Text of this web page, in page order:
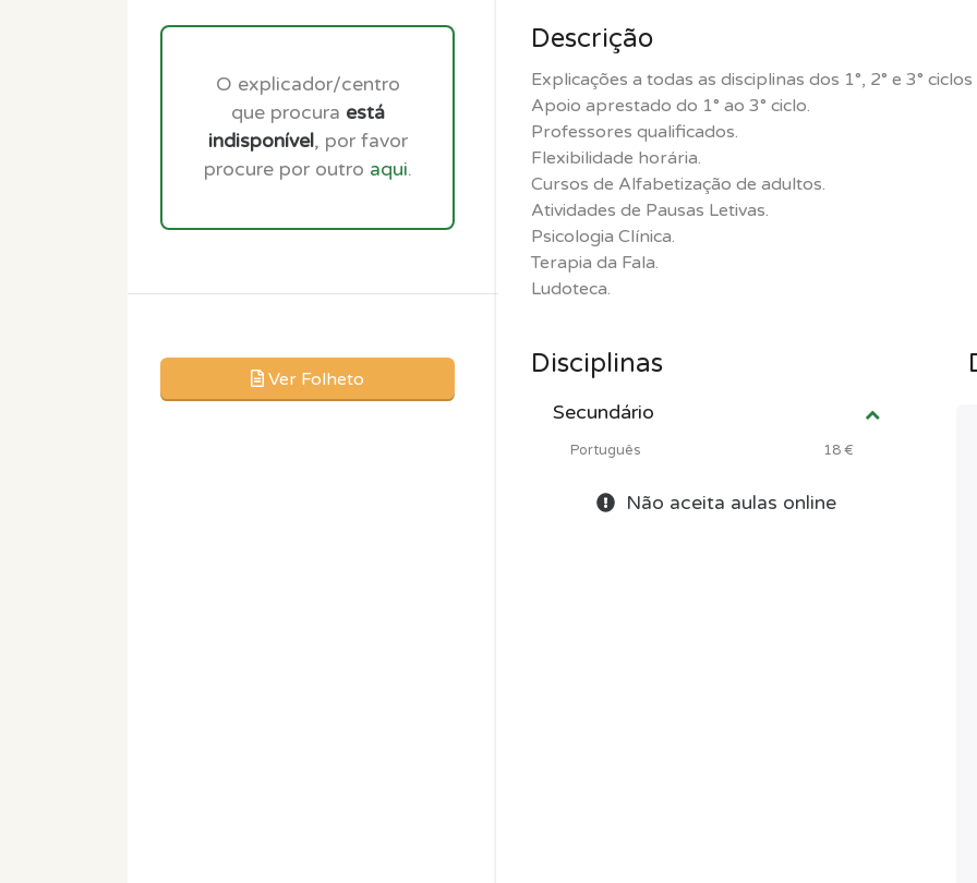
O explicador/centro
que procura está
indisponível, por favor
procure por outro aqui.
Ver Folheto
Descrição
Explicações a todas as disciplinas dos 1°, 2° e 3°
Apoio aprestado do 1° ao 3° ciclo.
Professores qualificados.
Flexibilidade horária.
Cursos de Alfabetização de adultos.
Atividades de Pausas Letivas.
Psicologia Clínica.
Terapia da Fala.
Ludoteca.
Disciplinas
Secundário
Português 18 €
Não aceita aulas online